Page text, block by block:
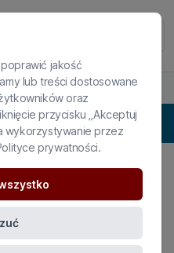
jakość
lub treści dostosowane
oraz
przycisku „Akceptuj
wykorzystywanie przez
prywatności.